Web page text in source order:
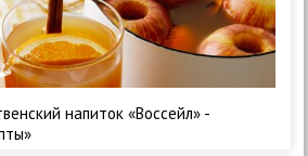
напиток «Воссейл» -